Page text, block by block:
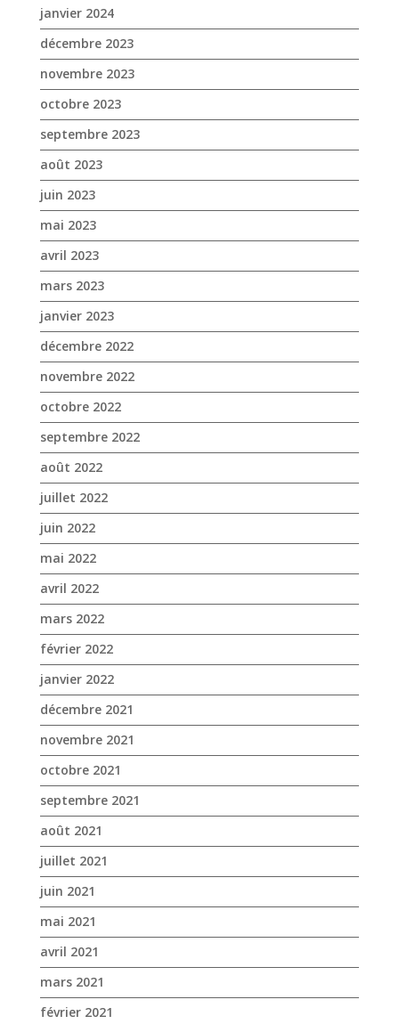
janvier 2024
décembre 2023
novembre 2023
octobre 2023
septembre 2023
août 2023
juin 2023
mai 2023
avril 2023
mars 2023
janvier 2023
décembre 2022
novembre 2022
octobre 2022
septembre 2022
août 2022
juillet 2022
juin 2022
mai 2022
avril 2022
mars 2022
février 2022
janvier 2022
décembre 2021
novembre 2021
octobre 2021
septembre 2021
août 2021
juillet 2021
juin 2021
mai 2021
avril 2021
mars 2021
février 2021